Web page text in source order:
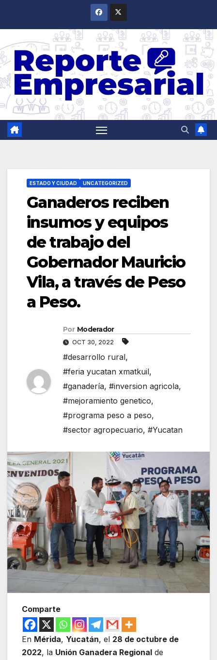
ESTADO Y CIUDAD UNCATEGORIZED
Ganaderos reciben
insumos y equipos
de trabajo del
Gobernador Mauricio
Vila, a través de Peso
a Peso.
Por Moderador
OCT 30, 2022
#desarrollo rural,
#feria yucatan xmatkuil,
#ganadería, #inversion agricola,
#mejoramiento genetico,
#programa peso a peso,
#sector agropecuario, #Yucatan
Comparte
En Mérida, Yucatán, el 28 de octubre de
2022, la Unión Ganadera Regional de